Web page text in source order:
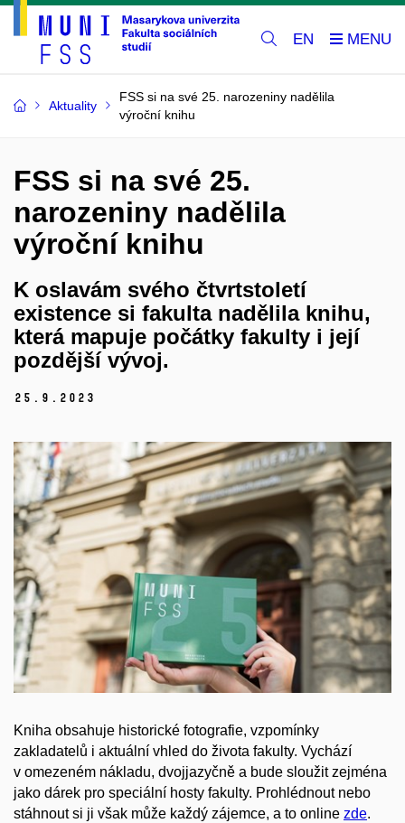
EN
Aktuality
FSS si na své 25. narozeniny nadělila
výroční knihu
FSS si na své 25.
narozeniny nadělila
výroční knihu
K oslavám svého čtvrtstoletí
existence si fakulta nadělila knihu,
která mapuje počátky fakulty i její
pozdější vývoj.
25. 9. 2023
Kniha obsahuje historické fotografie, vzpomínky
zakladatelů i aktuální vhled do života fakulty. Vychází
v omezeném nákladu, dvojjazyčně a bude sloužit zejména
jako dárek pro speciální hosty fakulty. Prohlédnout nebo
stáhnout si ji však může každý zájemce, a to online zde.